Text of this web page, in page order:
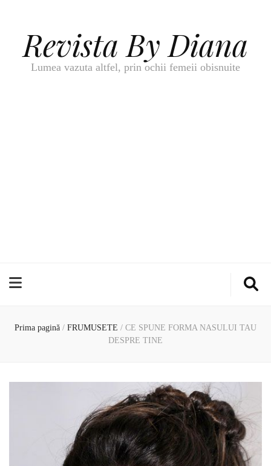
Revista By Diana
Lumea vazuta altfel, prin ochii femeii obisnuite
Prima pagină / FRUMUSETE / CE SPUNE FORMA NASULUI TAU
DESPRE TINE